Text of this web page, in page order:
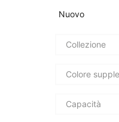
Nuovo
Collezione
Colore
Capacità